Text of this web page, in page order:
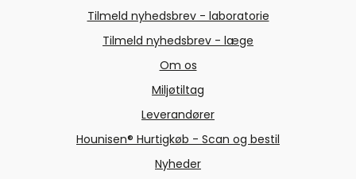
Tilmeld nyhedsbrev - laboratorie
Tilmeld nyhedsbrev - læge
Om os
Miljøtiltag
Leverandører
Hounisen® Hurtigkøb - Scan og bestil
Nyheder